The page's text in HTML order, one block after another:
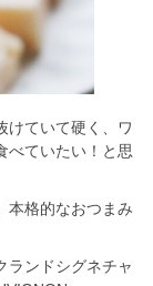
けていて硬く、ワ
べていたい！と思
本格的なおつまみ
ランドシグネチャ